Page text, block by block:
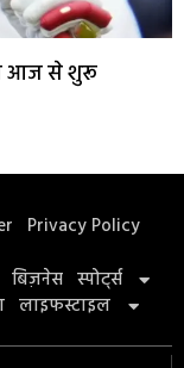
आज से शुरू
Privacy Policy
बिज़नेस स्पोर्ट्स
लाइफस्टाइल